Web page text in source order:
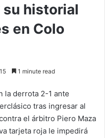
historial
en Colo
1 minute read
la derrota 2-1 ante
tras ingresar al
el árbitro Piero Maza
tarjeta roja le impedirá